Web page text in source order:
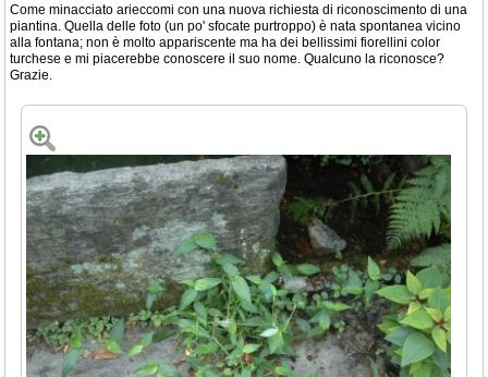
Come minacciato arieccomi con una nuova richiesta di riconoscimento di una
piantina. Quella delle foto (un po' sfocate purtroppo) è nata spontanea vicino
alla fontana; non è molto appariscente ma ha dei bellissimi fiorellini color
turchese e mi piacerebbe conoscere il suo nome. Qualcuno la riconosce?
Grazie.